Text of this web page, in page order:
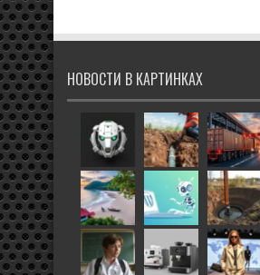
НОВОСТИ В КАРТИНКАХ